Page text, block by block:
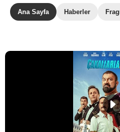
Ana Sayfa Haberler